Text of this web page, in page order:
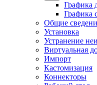
Графика
Графика
Общие
Установка
Устранение
Виртуальная
Импорт
Кастомизация
Коннекторы